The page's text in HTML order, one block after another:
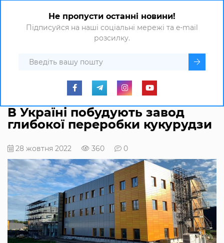
Не пропусти останні новини!
Підписуйся на наші соціальні мережі та e-mail
розсилку.
В Україні побудують завод
глибокої переробки кукурудзи
28 жовтня 2022 360 0